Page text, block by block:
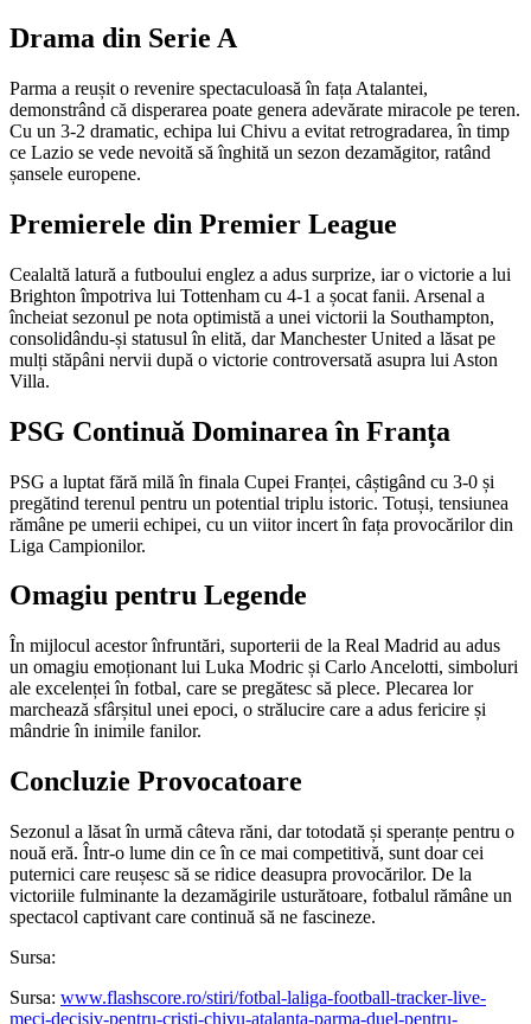
Drama din Serie A
Parma a reușit o revenire spectaculoasă în fața Atalantei,
demonstrând că disperarea poate genera adevărate miracole pe teren.
Cu un 3-2 dramatic, echipa lui Chivu a evitat retrogradarea, în timp
ce Lazio se vede nevoită să înghită un sezon dezamăgitor, ratând
șansele europene.
Premierele din Premier League
Cealaltă latură a futboului englez a adus surprize, iar o victorie a lui
Brighton împotriva lui Tottenham cu 4-1 a șocat fanii. Arsenal a
încheiat sezonul pe nota optimistă a unei victorii la Southampton,
consolidându-și statusul în elită, dar Manchester United a lăsat pe
mulți stăpâni nervii după o victorie controversată asupra lui Aston
Villa.
PSG Continuă Dominarea în Franța
PSG a luptat fără milă în finala Cupei Franței, câștigând cu 3-0 și
pregătind terenul pentru un potential triplu istoric. Totuși, tensiunea
rămâne pe umerii echipei, cu un viitor incert în fața provocărilor din
Liga Campionilor.
Omagiu pentru Legende
În mijlocul acestor înfruntări, suporterii de la Real Madrid au adus
un omagiu emoționant lui Luka Modric și Carlo Ancelotti, simboluri
ale excelenței în fotbal, care se pregătesc să plece. Plecarea lor
marchează sfârșitul unei epoci, o strălucire care a adus fericire și
mândrie în inimile fanilor.
Concluzie Provocatoare
Sezonul a lăsat în urmă câteva răni, dar totodată și speranțe pentru o
nouă eră. Într-o lume din ce în ce mai competitivă, sunt doar cei
puternici care reușesc să se ridice deasupra provocărilor. De la
victoriile fulminante la dezamăgirile usturătoare, fotbalul rămâne un
spectacol captivant care continuă să ne fascineze.
Sursa:
Sursa: www.flashscore.ro/stiri/fotbal-laliga-football-tracker-live-
meci-decisiv-pentru-cristi-chivu-atalanta-parma-duel-pentru-